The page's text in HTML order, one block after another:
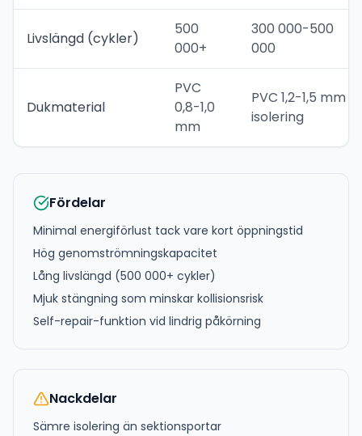
Livslängd (cykler)
500
000+
300 000-500
000
Dukmaterial
PVC
0,8-1,0
mm
PVC 1,2-1,5 mm +
isolering
Fördelar
Minimal energiförlust tack vare kort öppningstid
Hög genomströmningskapacitet
Lång livslängd (500 000+ cykler)
Mjuk stängning som minskar kollisionsrisk
Self-repair-funktion vid lindrig påkörning
Nackdelar
Sämre isolering än sektionsportar